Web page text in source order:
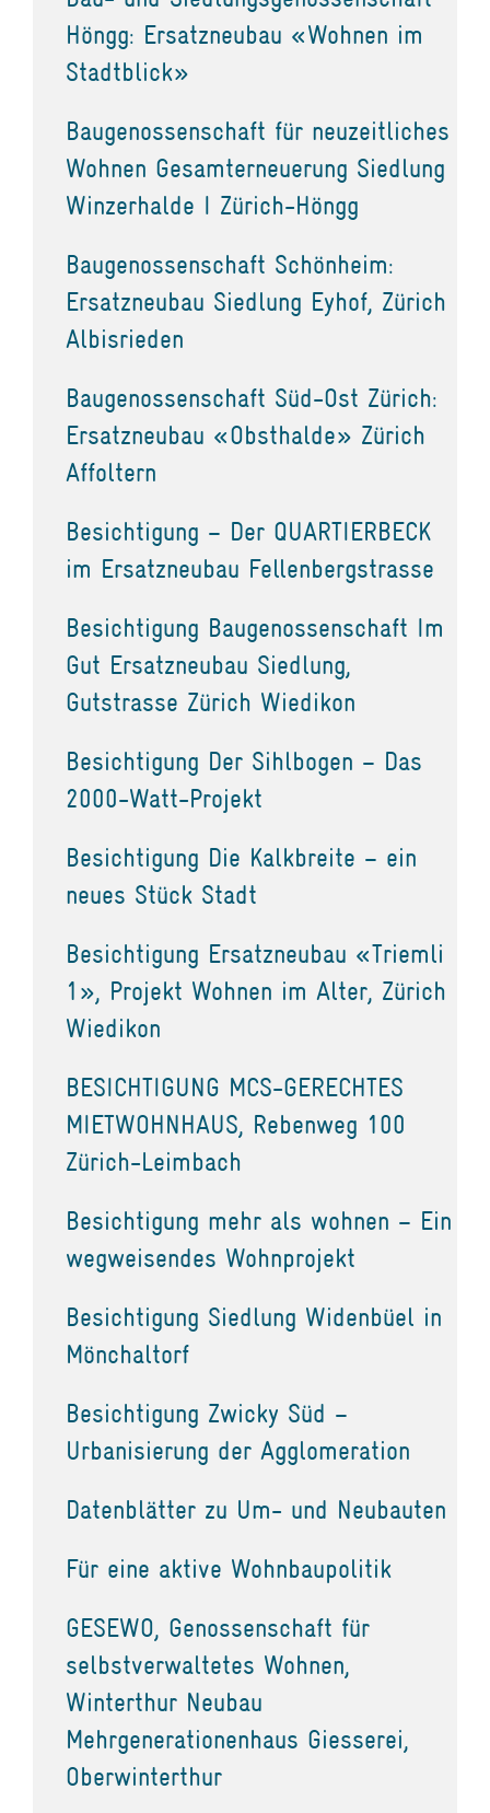
Höngg: Ersatzneubau «Wohnen im
Stadtblick»
Baugenossenschaft für neuzeitliches
Wohnen Gesamterneuerung Siedlung
Winzerhalde I Zürich-Höngg
Baugenossenschaft Schönheim:
Ersatzneubau Siedlung Eyhof, Zürich
Albisrieden
Baugenossenschaft Süd-Ost Zürich:
Ersatzneubau «Obsthalde» Zürich
Affoltern
Besichtigung – Der QUARTIERBECK
im Ersatzneubau Fellenbergstrasse
Besichtigung Baugenossenschaft Im
Gut Ersatzneubau Siedlung,
Gutstrasse Zürich Wiedikon
Besichtigung Der Sihlbogen – Das
2000-Watt-Projekt
Besichtigung Die Kalkbreite – ein
neues Stück Stadt
Besichtigung Ersatzneubau «Triemli
1», Projekt Wohnen im Alter, Zürich
Wiedikon
BESICHTIGUNG MCS-GERECHTES
MIETWOHNHAUS, Rebenweg 100
Zürich-Leimbach
Besichtigung mehr als wohnen – Ein
wegweisendes Wohnprojekt
Besichtigung Siedlung Widenbüel in
Mönchaltorf
Besichtigung Zwicky Süd –
Urbanisierung der Agglomeration
Datenblätter zu Um- und Neubauten
Für eine aktive Wohnbaupolitik
GESEWO, Genossenschaft für
selbstverwaltetes Wohnen,
Winterthur Neubau
Mehrgenerationenhaus Giesserei,
Oberwinterthur